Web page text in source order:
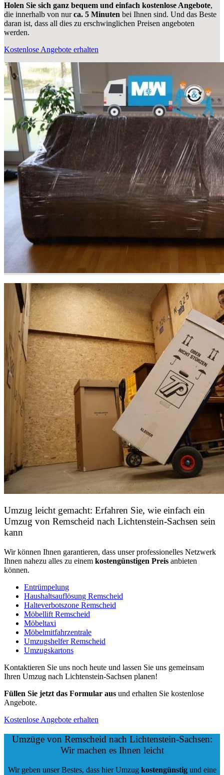
Holen Sie sich ganz bequem und einfach kostenlose Angebote,
die innerhalb von nurca. 5 Minuten bei Ihnen sind. Und das Beste
daran ist, dass all dies zu erschwinglichen Preisen angeboten
werden.
Kostenlose Angebote erhalten
Umzug leicht gemacht: Erfahren Sie, wie einfach ein
Umzug von Remscheid nach Lichtenstein-Sachsen sein
kann
Wir können Ihnen garantieren, dass unser professionelles Netzwerk
Ihnen nahezu alles zu einem kostengünstigen Preis anbieten
können.
Entrümpelung
Haushaltsauflösung Remscheid
Halteverbotszone Remscheid
Möbellift Remscheid
Möbeltaxi
Möbelmitfahrzentrale
Umzugshelfer Remscheid
Umzugskartons
Kontaktieren Sie uns noch heute und lassen Sie uns gemeinsam
Ihren Umzug nach Lichtenstein-Sachsen planen!
Füllen Sie jetzt das Formular aus und erhalten Sie kostenlose
Angebote.
Kostenlose Angebote erhalten
Umzüge von Remscheid nach Lichtenstein-Sachsen:
Wir machen es Ihnen leicht
Wir geben unser Bestes, dass hier Umzug kostengünstigund eine